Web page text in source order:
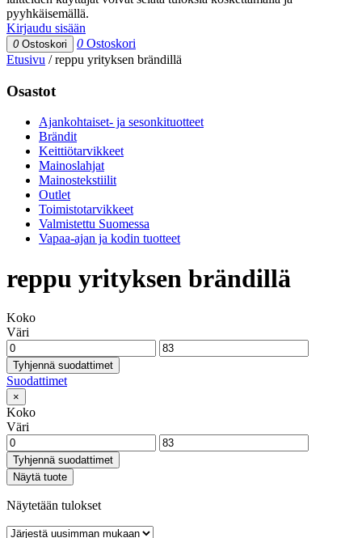
pyyhkäisemällä.
Kirjaudu sisään
0 Ostoskori 0 Ostoskori
Etusivu /reppu yrityksen brändillä
Osastot
Ajankohtaiset- ja sesonkituotteet
Brändit
Keittiötarvikkeet
Mainoslahjat
Mainostekstiilit
Outlet
Toimistotarvikkeet
Valmistettu Suomessa
Vapaa-ajan ja kodin tuotteet
reppu yrityksen brändillä
Koko
Väri
Tyhjennä suodattimet
Suodattimet
×
Koko
Väri
Tyhjennä suodattimet
Näytä tuote
Näytetään tulokset